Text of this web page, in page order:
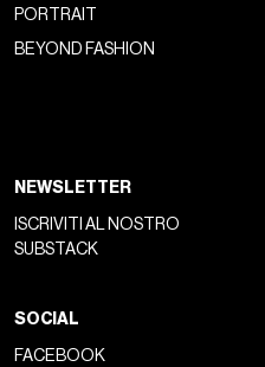
PORTRAIT
BEYOND FASHION
NEWSLETTER
ISCRIVITI AL NOSTRO
SUBSTACK
SOCIAL
FACEBOOK